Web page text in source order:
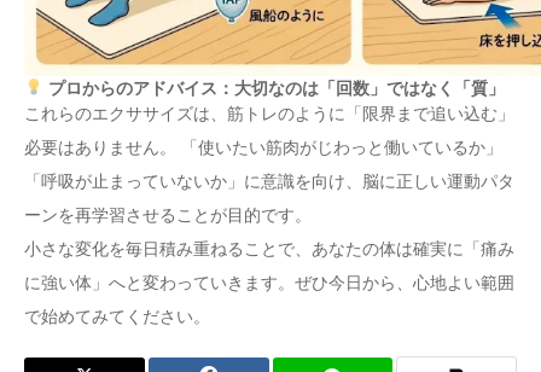
プロからのアドバイス：大切なのは「回数」ではなく「質」
これらのエクササイズは、筋トレのように「限界まで追い込む」
必要はありません。 「使いたい筋肉がじわっと働いているか」
「呼吸が止まっていないか」に意識を向け、脳に正しい運動パタ
ーンを再学習させることが目的です。
小さな変化を毎日積み重ねることで、あなたの体は確実に「痛み
に強い体」へと変わっていきます。ぜひ今日から、心地よい範囲
で始めてみてください。